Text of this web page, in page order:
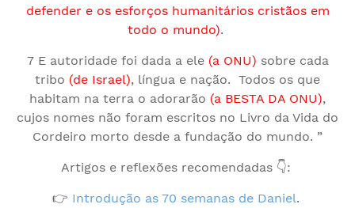
defender e os esforços humanitários cristãos em
todo o mundo).
7 E autoridade foi dada a ele (a ONU) sobre cada
tribo (de Israel), língua e nação. Todos os que
habitam na terra o adorarão (a BESTA DA ONU),
cujos nomes não foram escritos no Livro da Vida do
Cordeiro morto desde a fundação do mundo. ”
Artigos e reflexões recomendadas 👇:
👉 Introdução as 70 semanas de Daniel.